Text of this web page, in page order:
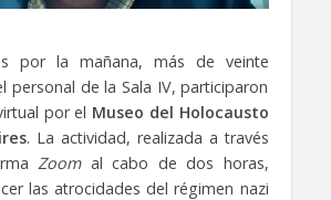
por la mañana, más de veinte
personal de la Sala IV, participaron
por el Museo del Holocausto
. La actividad, realizada a través
Zoomal cabo de dos horas,
las atrocidades del régimen nazi